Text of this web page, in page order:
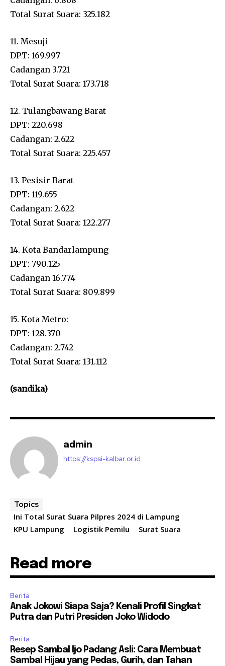
Total Surat Suara: 325.182
11. Mesuji
DPT: 169.997
Cadangan 3.721
Total Surat Suara: 173.718
12. Tulangbawang Barat
DPT: 220.698
Cadangan: 2.622
Total Surat Suara: 225.457
13. Pesisir Barat
DPT: 119.655
Cadangan: 2.622
Total Surat Suara: 122.277
14. Kota Bandarlampung
DPT: 790.125
Cadangan 16.774
Total Surat Suara: 809.899
15. Kota Metro:
DPT: 128.370
Cadangan: 2.742
Total Surat Suara: 131.112
(sandika)
admin
https://kspsi-kalbar.or.id
Topics
Ini Total Surat Suara Pilpres 2024 di Lampung
KPU Lampung
Logistik Pemilu Surat Suara
Read more
Berita
Anak Jokowi Siapa Saja? Kenali Profil Singkat
Putra dan Putri Presiden Joko Widodo
Berita
Resep Sambal Ijo Padang Asli: Cara Membuat
Sambal Hijau yang Pedas, Gurih, dan Tahan